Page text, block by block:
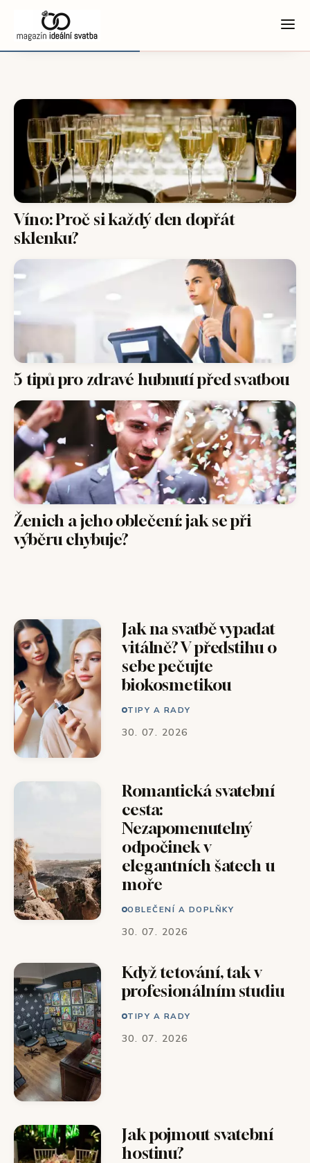
Víno: Proč si každý den dopřát
sklenku?
5 tipů pro zdravé hubnutí před svatbou
Ženich a jeho oblečení: jak se při
výběru chybuje?
Jak na svatbě vypadat
vitálně? V předstihu o
sebe pečujte
biokosmetikou
TIPY A RADY
30. 07. 2026
Romantická svatební
cesta:
Nezapomenutelný
odpočinek v
elegantních šatech u
moře
OBLEČENÍ A DOPLŇKY
30. 07. 2026
Když tetování, tak v
profesionálním studiu
TIPY A RADY
30. 07. 2026
Jak pojmout svatební
hostinu?